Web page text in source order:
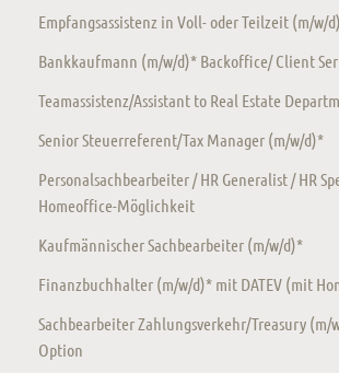
Empfangsassistenz in Voll- oder Teilzeit (m/w/
Bankkaufmann (m/w/d)* Backoffice/ Client
Teamassistenz/Assistant to Real Estate
Senior Steuerreferent/Tax Manager (m/w/d)*
Personalsachbearbeiter / HR Generalist / HR
Homeoffice-Möglichkeit
Kaufmännischer Sachbearbeiter (m/w/d)*
Finanzbuchhalter (m/w/d)* mit DATEV (mit
Sachbearbeiter Zahlungsverkehr/Treasury
Option